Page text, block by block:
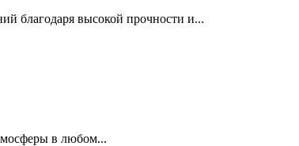
благодаря высокой прочности и...
в любом...